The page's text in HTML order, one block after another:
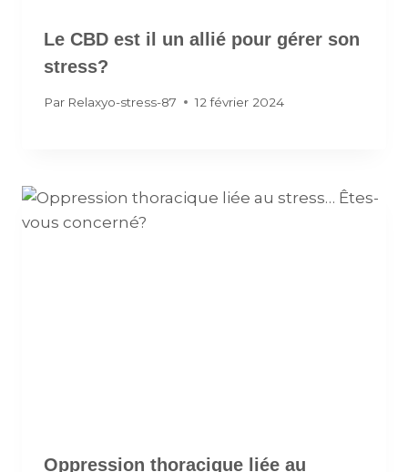
Le CBD est il un allié pour gérer son
stress?
Par Relaxyo-stress-87 12 février 2024
Oppression thoracique liée au